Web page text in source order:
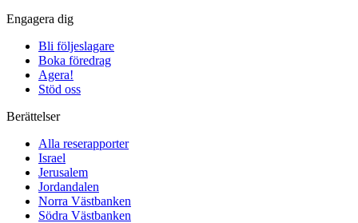
Engagera dig
Bli följeslagare
Boka föredrag
Agera!
Stöd oss
Berättelser
Alla reserapporter
Israel
Jerusalem
Jordandalen
Norra Västbanken
Södra Västbanken